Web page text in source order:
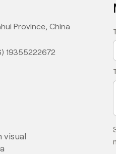
Province, China
19355222672
visual